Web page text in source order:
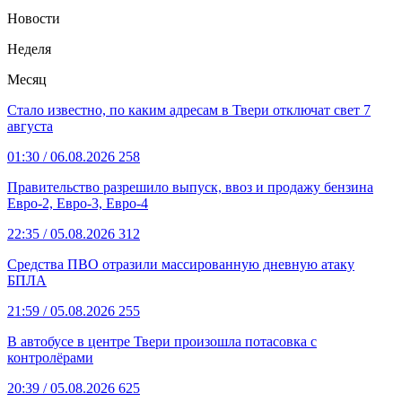
Новости
Неделя
Месяц
Стало известно, по каким адресам в Твери отключат свет 7
августа
01:30 / 06.08.2026 258
Правительство разрешило выпуск, ввоз и продажу бензина
Евро-2, Евро-3, Евро-4
22:35 / 05.08.2026 312
Средства ПВО отразили массированную дневную атаку
БПЛА
21:59 / 05.08.2026 255
В автобусе в центре Твери произошла потасовка с
контролёрами
20:39 / 05.08.2026 625